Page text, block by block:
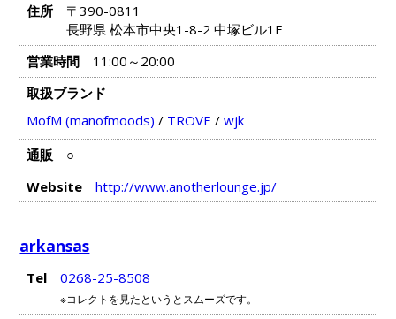
住所
〒390-0811
長野県 松本市中央1-8-2 中塚ビル1F
営業時間
11:00～20:00
取扱ブランド
MofM (manofmoods) / TROVE / wjk
通販
○
Website
http://www.anotherlounge.jp/
arkansas
Tel 0268-25-8508
※コレクトを見たというとスムーズです。